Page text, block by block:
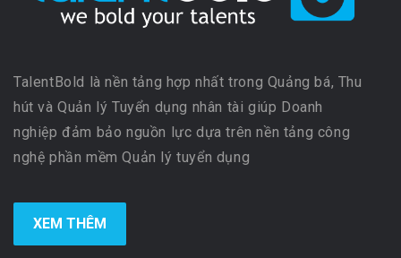
TalentBold là nền tảng hợp nhất trong Quảng bá, Thu
hút và Quản lý Tuyển dụng nhân tài giúp Doanh
nghiệp đảm bảo nguồn lực dựa trên nền tảng công
nghệ phần mềm Quản lý tuyển dụng
XEM THÊM